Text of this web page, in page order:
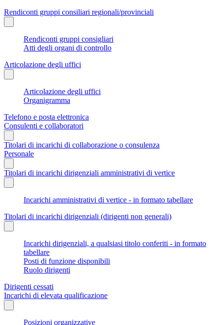
Rendiconti gruppi consiliari regionali/provinciali
Rendiconti gruppi consigliari
Atti degli organi di controllo
Articolazione degli uffici
Articolazione degli uffici
Organigramma
Telefono e posta elettronica
Consulenti e collaboratori
Titolari di incarichi di collaborazione o consulenza
Personale
Titolari di incarichi dirigenziali amministrativi di vertice
Incarichi amministrativi di vertice - in formato tabellare
Titolari di incarichi dirigenziali (dirigenti non generali)
Incarichi dirigenziali, a qualsiasi titolo conferiti - in formato
tabellare
Posti di funzione disponibili
Ruolo dirigenti
Dirigenti cessati
Incarichi di elevata qualificazione
Posizioni organizzative